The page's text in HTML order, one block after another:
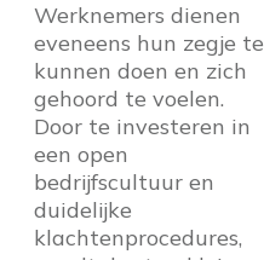
Werknemers dienen
eveneens hun zegje te
kunnen doen en zich
gehoord te voelen.
Door te investeren in
een open
bedrijfscultuur en
duidelijke
klachtenprocedures,